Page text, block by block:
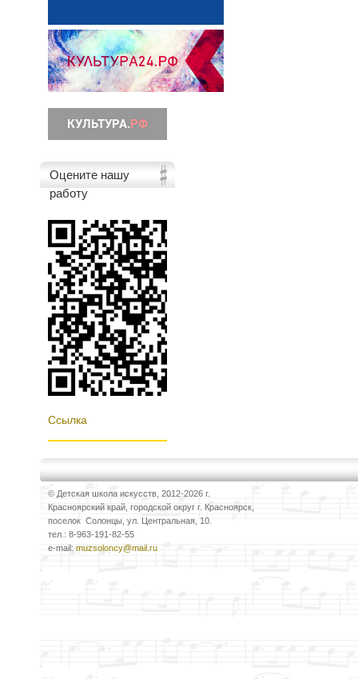
Оцените нашу
работу
Ссылка
© Детская школа искусств, 2012-2026 г.
Красноярский край, городской округ г. Красноярск,
поселок Солонцы, ул. Центральная, 10.
тел.: 8-963-191-82-55
e-mail: muzsoloncy@mail.ru